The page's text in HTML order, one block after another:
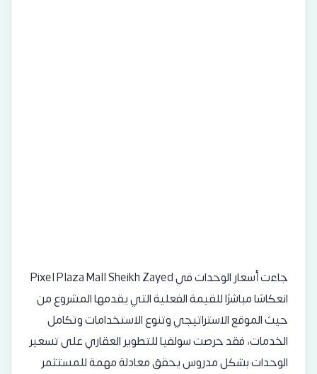
جاءت أسعار الوحدات في Pixel Plaza Mall Sheikh Zayed
انعكاسًا مباشرًا للقيمة الفعلية التي يقدمها المشروع من
حيث الموقع الاستراتيجي وتنوع الاستخدامات وتكامل
الخدمات، فقد حرصت سولفيا للتطوير العقاري على تسعير
الوحدات بشكل مدروس يحقق معادلة مهمة للمستثمر